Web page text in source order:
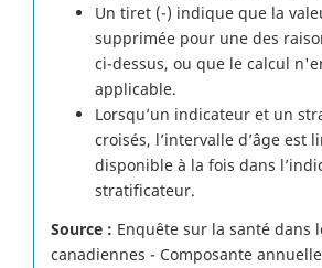
Un tiret (-) indique que la
supprimée pour une des
ci-dessus, ou que le calcul
applicable.
Lorsqu’un indicateur et un
croisés, l’intervalle d’âge est
disponible à la fois dans
stratificateur.
Source : Enquête sur la santé dans
canadiennes - Composante